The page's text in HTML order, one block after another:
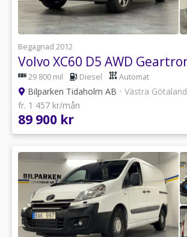
Begagnad 2012
29 800 mil Diesel Automat
Bilparken Tidaholm AB • Västra Götaland
fr. 1 457 kr/mån
89 900 kr